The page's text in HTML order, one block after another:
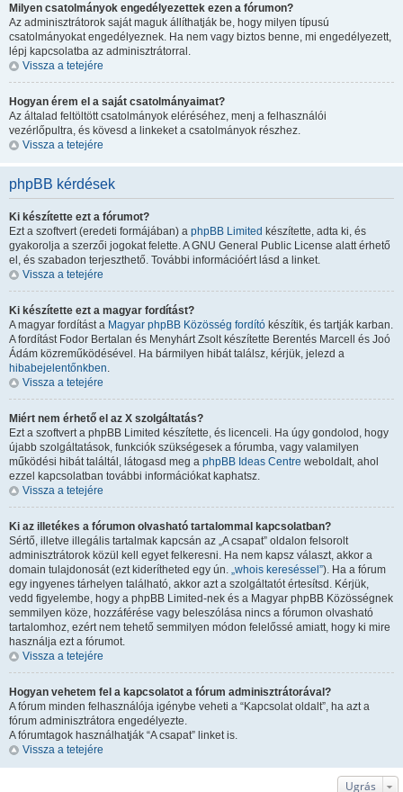
Milyen csatolmányok engedélyezettek ezen a fórumon?
Az adminisztrátorok saját maguk állíthatják be, hogy milyen típusú
csatolmányokat engedélyeznek. Ha nem vagy biztos benne, mi engedélyezett,
lépj kapcsolatba az adminisztrátorral.
Vissza a tetejére
Hogyan érem el a saját csatolmányaimat?
Az általad feltöltött csatolmányok eléréséhez, menj a felhasználói
vezérlőpultra, és kövesd a linkeket a csatolmányok részhez.
Vissza a tetejére
phpBB kérdések
Ki készítette ezt a fórumot?
Ezt a szoftvert (eredeti formájában) a phpBB Limited készítette, adta ki, és
gyakorolja a szerzői jogokat felette. A GNU General Public License alatt érhető
el, és szabadon terjeszthető. További információért lásd a linket.
Vissza a tetejére
Ki készítette ezt a magyar fordítást?
A magyar fordítást a Magyar phpBB Közösség fordító készítik, és tartják karban.
A fordítást Fodor Bertalan és Menyhárt Zsolt készítette Berentés Marcell és Joó
Ádám közreműködésével. Ha bármilyen hibát találsz, kérjük, jelezd a
hibabejelentőnkben.
Vissza a tetejére
Miért nem érhető el az X szolgáltatás?
Ezt a szoftvert a phpBB Limited készítette, és licenceli. Ha úgy gondolod, hogy
újabb szolgáltatások, funkciók szükségesek a fórumba, vagy valamilyen
működési hibát találtál, látogasd meg a phpBB Ideas Centre weboldalt, ahol
ezzel kapcsolatban további információkat kaphatsz.
Vissza a tetejére
Ki az illetékes a fórumon olvasható tartalommal kapcsolatban?
Sértő, illetve illegális tartalmak kapcsán az „A csapat” oldalon felsorolt
adminisztrátorok közül kell egyet felkeresni. Ha nem kapsz választ, akkor a
domain tulajdonosát (ezt kiderítheted egy ún. „whois kereséssel”). Ha a fórum
egy ingyenes tárhelyen található, akkor azt a szolgáltatót értesítsd. Kérjük,
vedd figyelembe, hogy a phpBB Limited-nek és a Magyar phpBB Közösségnek
semmilyen köze, hozzáférése vagy beleszólása nincs a fórumon olvasható
tartalomhoz, ezért nem tehető semmilyen módon felelőssé amiatt, hogy ki mire
használja ezt a fórumot.
Vissza a tetejére
Hogyan vehetem fel a kapcsolatot a fórum adminisztrátorával?
A fórum minden felhasználója igénybe veheti a “Kapcsolat oldalt”, ha azt a
fórum adminisztrátora engedélyezte.
A fórumtagok használhatják “A csapat” linket is.
Vissza a tetejére
Ugrás